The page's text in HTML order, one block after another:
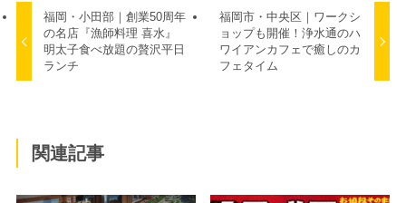
福岡・小田部｜創業50周年
の名店『漁師料理 喜水』
明太子食べ放題の贅沢平日
ランチ
福岡市・中央区｜ワークシ
ョップも開催！浄水通のハ
ワイアンカフェで癒しのカ
フェタイム
関連記事